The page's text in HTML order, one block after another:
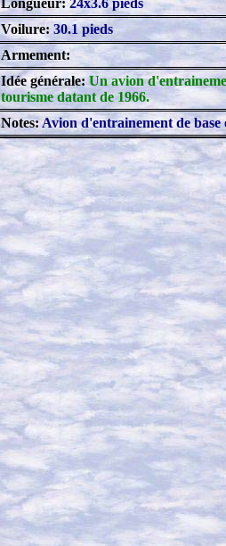
Longueur:24x3.6 pieds
Voilure: 30.1 pieds
Armement:
Idée générale:Un avion
tourisme datant de 1966.
Notes:Avion d'entrainement de base